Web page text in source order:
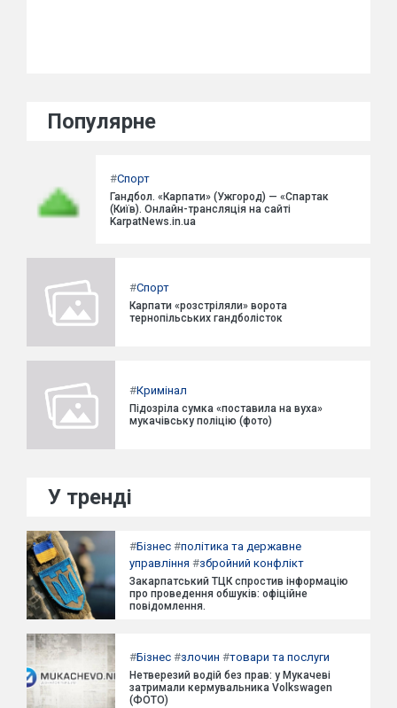
Популярне
#Спорт
Гандбол. «Карпати» (Ужгород) — «Спартак
(Київ). Онлайн-трансляція на сайті
KarpatNews.in.ua
#Спорт
Карпати «розстріляли» ворота
тернопільських гандболісток
#Кримінал
Підозріла сумка «поставила на вуха»
мукачівську поліцію (фото)
У тренді
#Бізнес #політика та державне
управління #збройний конфлікт
Закарпатський ТЦК спростив інформацію
про проведення обшуків: офіційне
повідомлення.
#Бізнес #злочин #товари та послуги
Нетверезий водій без прав: у Мукачеві
затримали кермувальника Volkswagen
(ФОТО)